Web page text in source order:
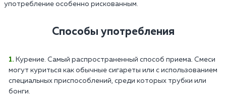
употребление особенно рискованным.
Способы употребления
Курение. Самый распространенный способ приема. Смеси
могут куриться как обычные сигареты или с использованием
специальных приспособлений, среди которых трубки или
бонги.